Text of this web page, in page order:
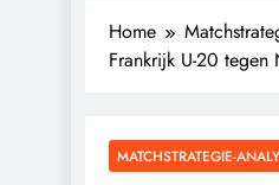
Home
Frankrijk U-20
MATCHSTRATEGIE-